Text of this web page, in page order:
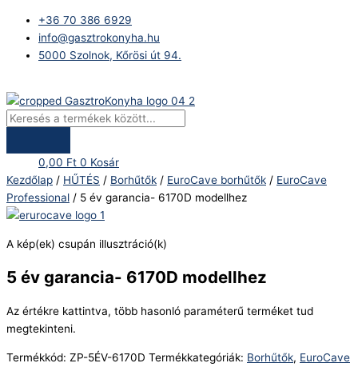
content
+36 70 386 6929
info@gasztrokonyha.hu
5000 Szolnok, Kőrösi út 94.
search
0,00 Ft 0 Kosár
Kezdőlap / HŰTÉS / Borhűtők / EuroCave borhűtők / EuroCave
Professional / 5 év garancia- 6170D modellhez
A kép(ek) csupán illusztráció(k)
5 év garancia- 6170D modellhez
Az értékre kattintva, több hasonló paraméterű terméket tud
megtekinteni.
Termékkód: ZP-5ÉV-6170D Termékkategóriák: Borhűtők, EuroCave
év
garancia-
6170D
mennyiség